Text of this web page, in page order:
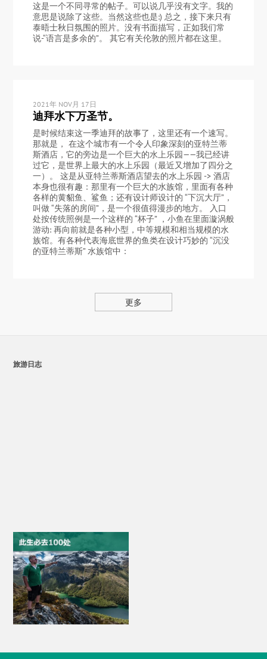
这是一个不同寻常的帖子。可以说几乎没有文字。我的
意思是说除了这些。当然这些也是:) 总之，接下来只有
泰晤士秋日氛围的照片。没有书面描写，正如我们常
说-“语言是多余的”。 其它有关伦敦的照片都在这里。
2021年 NOV月 17日
迪拜水下万圣节。
是时候结束这一季迪拜的故事了，这里还有一个速写。
那就是， 在这个城市有一个令人印象深刻的亚特兰蒂
斯酒店，它的旁边是一个巨大的水上乐园——我已经讲
过它，是世界上最大的水上乐园（最近又增加了四分之
一）。 这是从亚特兰蒂斯酒店望去的水上乐园 -> 酒店
本身也很有趣：那里有一个巨大的水族馆，里面有各种
各样的黄貂鱼、鲨鱼；还有设计师设计的 “下沉大厅”，
叫做 “失落的房间”，是一个很值得漫步的地方。 入口
处按传统照例是一个这样的 “杯子” ，小鱼在里面漩涡般
游动: 再向前就是各种小型，中等规模和相当规模的水
族馆。有各种代表海底世界的鱼类在设计巧妙的 “沉没
的亚特兰蒂斯” 水族馆中：
更多
旅游日志